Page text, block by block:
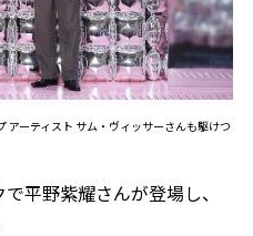
アーティスト サム・ヴィッサーさんも駆けつ
平野紫耀さんが登場し、